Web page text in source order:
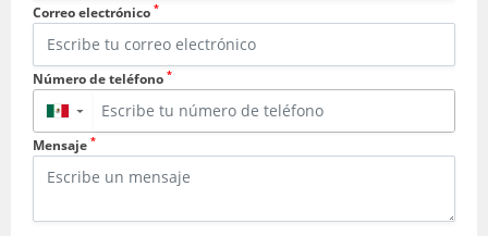
Correo electrónico *
Número de teléfono *
▼
Mensaje *